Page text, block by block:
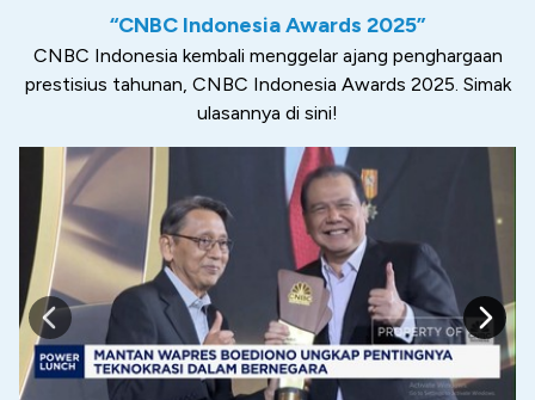
“CNBC Indonesia Awards 2025”
CNBC Indonesia kembali menggelar ajang penghargaan
prestisius tahunan, CNBC Indonesia Awards 2025. Simak
ulasannya di sini!